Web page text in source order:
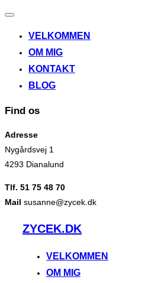
Slå
til/fra
VELKOMMEN
OM MIG
KONTAKT
BLOG
Find os
Adresse
Nygårdsvej 1
4293 Dianalund
Tlf. 51 75 48 70
Mail susanne@zycek.dk
VidereZYCEK.DK
VELKOMMEN
OM MIG